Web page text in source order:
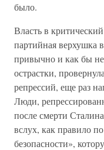
было.
Власть в
партийная верхушка
привычно и как бы не
острастки,
репрессий, еще раз
Люди,
после смерти
вслух, как правило
безопасности»,